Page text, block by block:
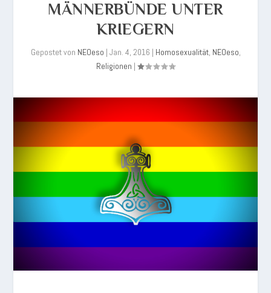
MÄNNERBÜNDE UNTER
KRIEGERN
Gepostet von NEOeso | Jan. 4, 2016 | Homosexualität, NEOeso,
Religionen |